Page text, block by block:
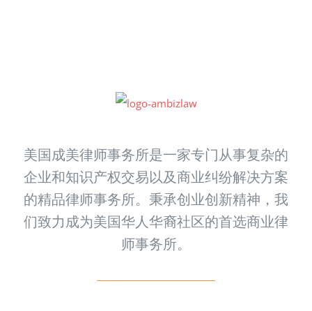
美国成美律师事务所是一家专门从事复杂的
企业和知识产权交易以及商业纠纷解决方案
的精品律师事务所。秉承创业创新精神，我
们致力成为美国华人华裔社区的首选商业律
师事务所。